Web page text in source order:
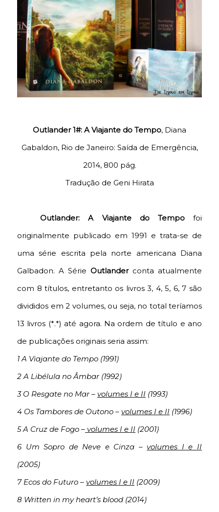
Outlander 1#: A Viajante do Tempo, Diana
Gabaldon, Rio de Janeiro: Saída de Emergência,
2014, 800 pág.
Tradução de Geni Hirata
Outlander: A Viajante do Tempo foi
originalmente publicado em 1991 e trata-se de
uma série escrita pela norte americana Diana
Galbadon. A Série Outlanderconta atualmente
com 8 títulos, entretanto os livros 3, 4, 5, 6, 7 são
divididos em 2 volumes, ou seja, no total teríamos
13 livros (*.*) até agora. Na ordem de título e ano
de publicações originais seria assim:
1 A Viajante do Tempo (1991)
2 A Libélula no Âmbar (1992)
3 O Resgate no Mar – volumes I e II (1993)
4 Os Tambores de Outono – volumes I e II (1996)
5 A Cruz de Fogo – volumes I e II (2001)
6 Um Sopro de Neve e Cinza – volumes I e II
(2005)
7 Ecos do Futuro – volumes I e II (2009)
8 Written in my heart’s blood (2014)